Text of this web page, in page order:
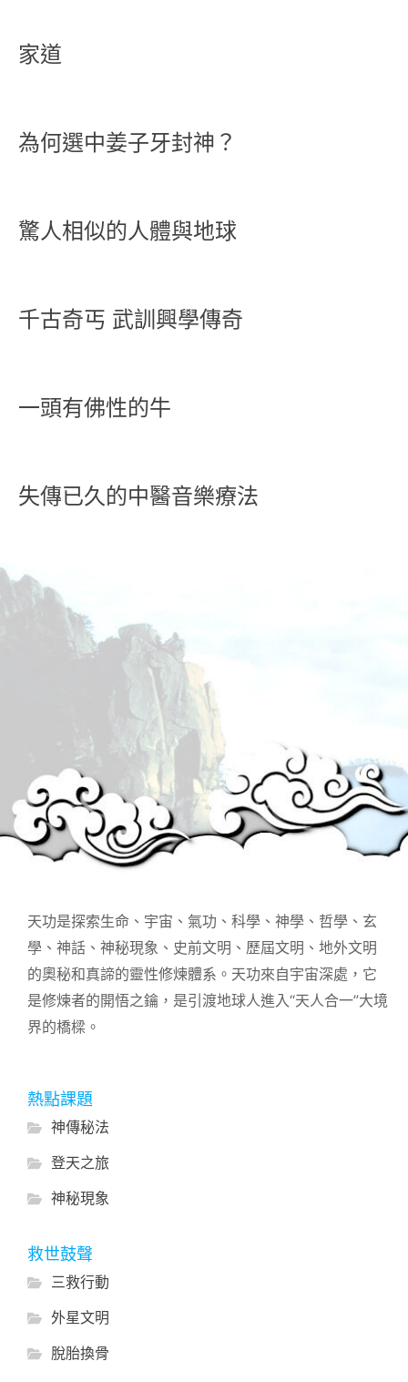
家道
為何選中姜子牙封神？
驚人相似的人體與地球
千古奇丐 武訓興學傳奇
一頭有佛性的牛
失傳已久的中醫音樂療法
天功是探索生命、宇宙、氣功、科學、神學、哲學、玄
學、神話、神秘現象、史前文明、歷屆文明、地外文明
的奧秘和真諦的靈性修煉體系。天功來自宇宙深處，它
是修煉者的開悟之鑰，是引渡地球人進入“天人合一”大境
界的橋樑。
熱點課題
神傳秘法
登天之旅
神秘現象
救世鼓聲
三救行動
外星文明
脫胎換骨